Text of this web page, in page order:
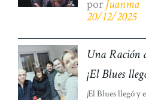
muerte en 1990,
más mágica,
(confeccionada
porJuanma
20/12/2025
Una Ración
¡El Blues
¡El Blues llegó y